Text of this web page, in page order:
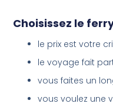
Choisissez le
le prix est votre
le voyage fait
vous faites un
vous voulez une